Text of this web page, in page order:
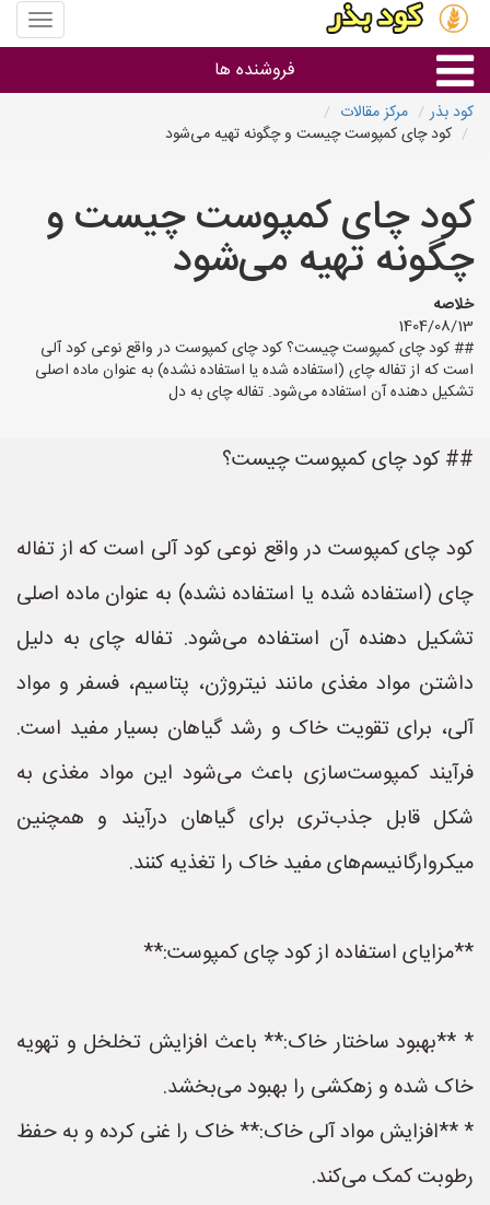
منوی
سایت
بذر
فروشنده ها
گروه ها
استان ها
کود بذر
مرکز مقالات
کود چای کمپوست چیست و چگونه تهیه می‌شود
کود چای کمپوست چیست و
چگونه تهیه می‌شود
خلاصه
1404/08/13
## کود چای کمپوست چیست؟ کود چای کمپوست در واقع نوعی کود آلی
است که از تفاله چای (استفاده شده یا استفاده نشده) به عنوان ماده اصلی
تشکیل دهنده آن استفاده می‌شود. تفاله چای به دل
## کود چای کمپوست چیست؟
کود چای کمپوست در واقع نوعی کود آلی است که از تفاله
چای (استفاده شده یا استفاده نشده) به عنوان ماده اصلی
تشکیل دهنده آن استفاده می‌شود. تفاله چای به دلیل
داشتن مواد مغذی مانند نیتروژن، پتاسیم، فسفر و مواد
آلی، برای تقویت خاک و رشد گیاهان بسیار مفید است.
فرآیند کمپوست‌سازی باعث می‌شود این مواد مغذی به
شکل قابل جذب‌تری برای گیاهان درآیند و همچنین
میکروارگانیسم‌های مفید خاک را تغذیه کنند.
**مزایای استفاده از کود چای کمپوست:**
* **بهبود ساختار خاک:** باعث افزایش تخلخل و تهویه
خاک شده و زهکشی را بهبود می‌بخشد.
* **افزایش مواد آلی خاک:** خاک را غنی کرده و به حفظ
رطوبت کمک می‌کند.